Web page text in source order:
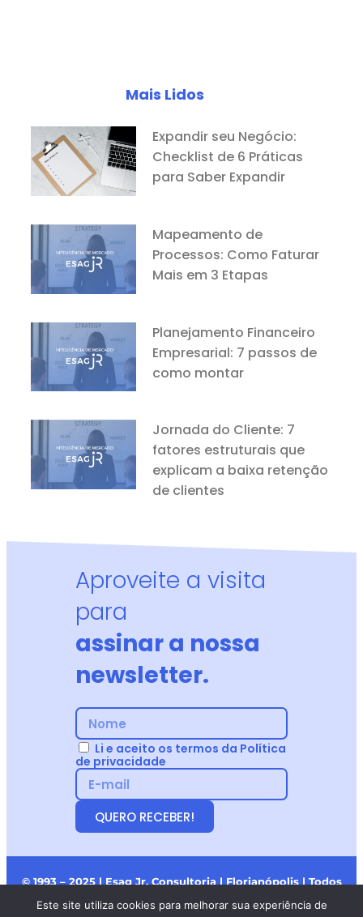
Mais Lidos
Expandir seu Negócio:
Checklist de 6 Práticas
para Saber Expandir
Mapeamento de
Processos: Como Faturar
Mais em 3 Etapas
Planejamento Financeiro
Empresarial: 7 passos de
como montar
Jornada do Cliente: 7
fatores estruturais que
explicam a baixa retenção
de clientes
Aproveite a visita
para
assinar a nossa
newsletter.
Li e aceito os termos da Política
de privacidade
QUERO RECEBER!
© 1993 – 2025 | Esag Jr. Consultoria | Florianópolis | Todos
Este site utiliza cookies para melhorar sua experiência de